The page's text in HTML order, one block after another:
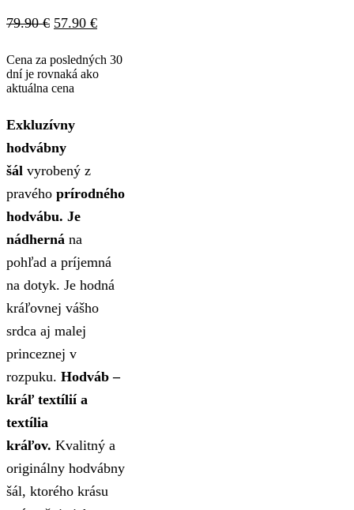
79.90€ Pôvodná
bola:
79.90 €.
57.90 €Aktuálna
je:
Cena za posledných 30
dní je rovnaká ako
aktuálna cena
Exkluzívny
hodvábny
šál vyrobený z
pravého prírodného
hodvábu. Je
nádherná na
pohľad a príjemná
na dotyk. Je hodná
kráľovnej vášho
srdca aj malej
princeznej v
rozpuku. Hodváb –
kráľ textílií a
textília
kráľov. Kvalitný a
originálny hodvábny
šál, ktorého krásu